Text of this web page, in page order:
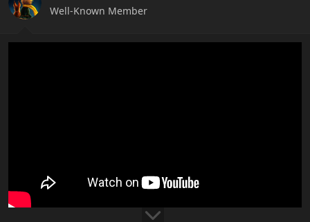
s
:
Well-Known Member